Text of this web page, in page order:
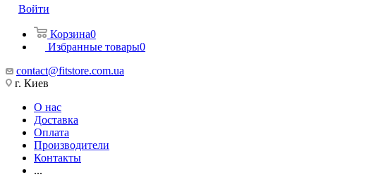
Войти
Корзина0
Избранные товары0
contact@fitstore.com.ua
г. Киев
О нас
Доставка
Оплата
Производители
Контакты
...